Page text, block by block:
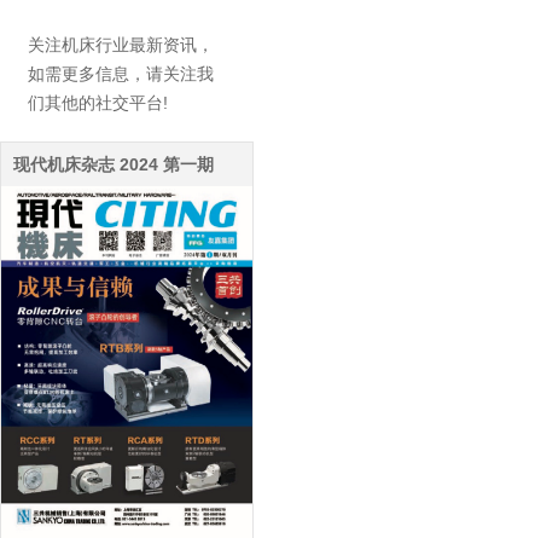
关注机床行业最新资讯，
如需更多信息，请关注我
们其他的社交平台!
现代机床杂志 2024 第一期